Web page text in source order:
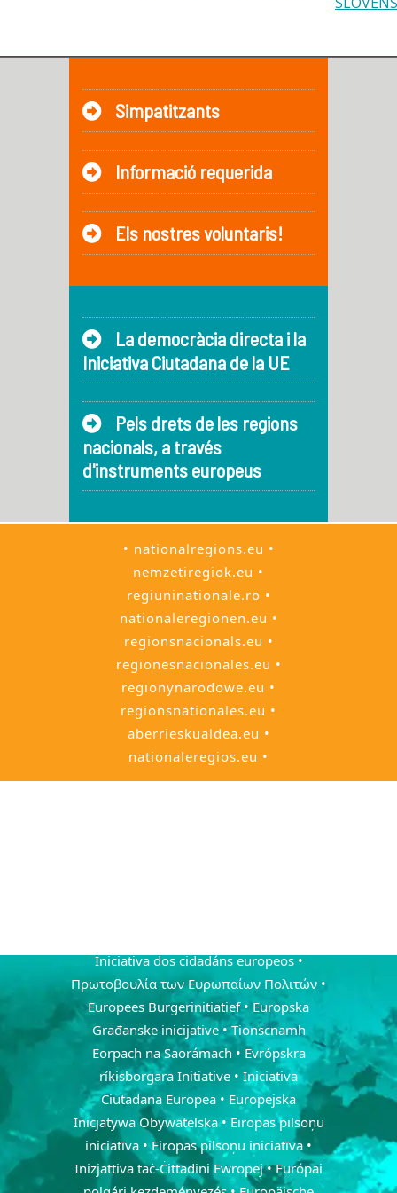
Simpatitzants
Informació requerida
Els nostres voluntaris!
La democràcia directa i la
Iniciativa Ciutadana de la UE
Pels drets de les regions
nacionals, a través
d'instruments europeus
• nationalregions.eu •
nemzetiregiok.eu •
regiuninationale.ro •
nationaleregionen.eu •
regionsnacionals.eu •
regionesnacionales.eu •
regionynarodowe.eu •
regionsnationales.eu •
aberrieskualdea.eu •
nationaleregios.eu •
Iniciativa dos cidadáns europeos •
Πρωτοβουλία των Ευρωπαίων Πολιτών •
Europees Burgerinitiatief • Europska
Građanske inicijative • Tionscnamh
Eorpach na Saorámach • Evrópskra
ríkisborgara Initiative • Iniciativa
Ciutadana Europea • Europejska
Inicjatywa Obywatelska • Eiropas pilsoņu
iniciatīva • Eiropas pilsoņu iniciatīva •
Inizjattiva taċ-Ċittadini Ewropej • Európai